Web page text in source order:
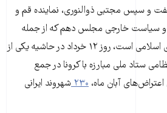
اعتراض‌های آبان ۹۸ گفت و سپس مجتبی ذوالنوری، نماینده قم و
سیاست خارجی مجلس دهم که از جمله
نزدیکان به بیت رهبر جمهوری اسلامی است، روز ۱۲ خرداد در حاشیه یکی از
ستاد ملی مبارزه با کرونا در جمع
اعتراض‌های آبان‌ ماه، ۲۳۰شهروند ایرانی